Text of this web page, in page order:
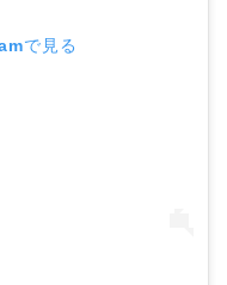
で見る